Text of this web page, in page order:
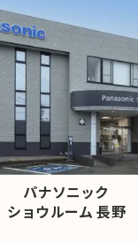
パナソニック
ショウルーム 長野